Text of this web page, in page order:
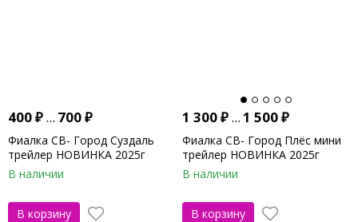
400₽... 700₽
Фиалка СВ- Город Суздаль
трейлер НОВИНКА 2025г
В наличии
В корзину
1 300₽...1 500₽
Фиалка СВ- Город Плёс мини
трейлер НОВИНКА 2025г
В наличии
В корзину